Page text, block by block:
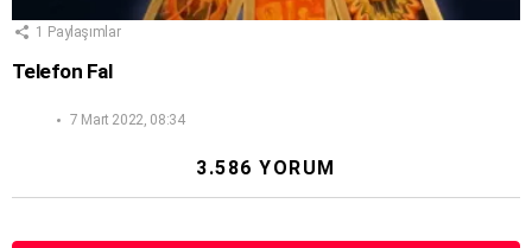
1 Paylaşımlar
Telefon Fal
7 Mart 2022, 08:34
3.586 YORUM